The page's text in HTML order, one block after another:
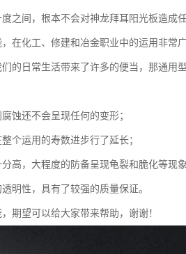
之间，根本不会对神龙拜耳阳光板造成任
在化工、修建和冶金职业中的运用非常广
的日常生活带来了许多的便当，那通用
蚀还不会呈现任何的变形；
个运用的寿数进步行了延长；
高，大程度的防备呈现龟裂和脆化等现象
明性，具有了较强的质量保证。
期望可以给大家带来帮助，谢谢！